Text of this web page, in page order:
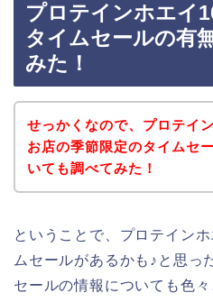
プロテインホエイ
タイムセールの有
みた！
せっかくなので、プロテイ
お店の季節限定のタイムセ
いても調べてみた！
ということで、プロテイン
ムセールがあるかも♪と思っ
セールの情報についても色